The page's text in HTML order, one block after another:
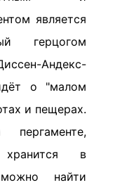
является
герцогом
Андекс-
о "малом
и пещерах.
в
найти